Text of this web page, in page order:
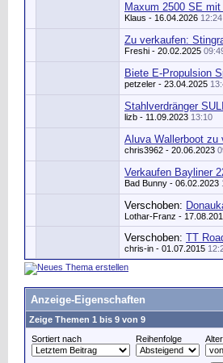
Maxum 2500 SE
Klaus - 16.04.2026 12:24
Zu verkaufen:
Freshi - 20.02.2025
Biete E-Propulsion
petzeler - 23.04.2025
Stahlverdränger
lizb - 11.09.2023 13:10
Aluva Wallerboot zu
chris3962 - 20.06.2023
Verkaufen Bayliner
Bad Bunny - 06.02.2023
Verschoben:
Lothar-Franz -
Verschoben: TT
chris-in - 01.07.2015
Anzeige-Eigenschaften
Zeige Themen 1 bis 9 von 9
Sortiert nach
Reihenfolge Alter